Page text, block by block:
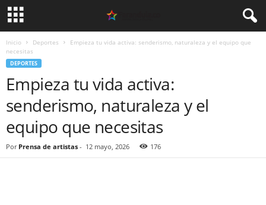
Inicio Deportes
Empieza tu vida activa: senderismo, naturaleza y el equipo que
necesitas
DEPORTES
Empieza tu vida activa:
senderismo, naturaleza y el
equipo que necesitas
Por Prensa de artistas - 12 mayo, 2026 176